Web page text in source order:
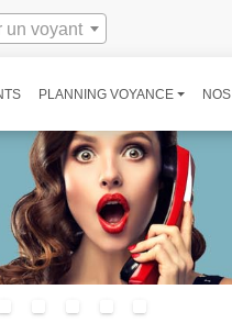
un voyant
PLANNING VOYANCE